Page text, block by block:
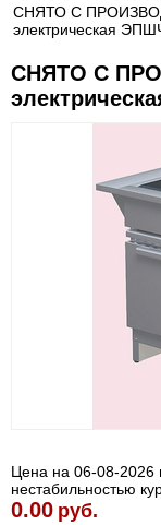
СНЯТО С
электрическая
СНЯТО С
Цена на 06-08-2026
нестабильностью
0.00 руб.